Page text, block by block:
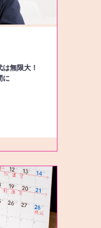
無限大！
に